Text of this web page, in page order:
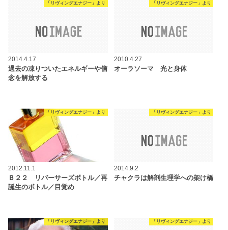
「リヴィングエナジー」より
2014.4.17
過去の凍りついたエネルギーや信
念を解放する
「リヴィングエナジー」より
2010.4.27
オーラソーマ 光と身体
「リヴィングエナジー」より
2012.11.1
Ｂ２２ リバーサーズボトル／再
誕生のボトル／目覚め
「リヴィングエナジー」より
2014.9.2
チャクラは解剖生理学への架け橋
「リヴィングエナジー」より 「リヴィングエナジー」より